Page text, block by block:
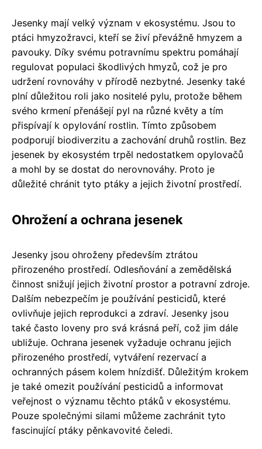
Jesenky mají velký význam v ekosystému. Jsou to
ptáci hmyzožravci, kteří se živí převážně hmyzem a
pavouky. Díky svému potravnímu spektru pomáhají
regulovat populaci škodlivých hmyzů, což je pro
udržení rovnováhy v přírodě nezbytné. Jesenky také
plní důležitou roli jako nositelé pylu, protože během
svého krmení přenášejí pyl na různé květy a tím
přispívají k opylování rostlin. Tímto způsobem
podporují biodiverzitu a zachování druhů rostlin. Bez
jesenek by ekosystém trpěl nedostatkem opylovačů
a mohl by se dostat do nerovnováhy. Proto je
důležité chránit tyto ptáky a jejich životní prostředí.
Ohrožení a ochrana jesenek
Jesenky jsou ohroženy především ztrátou
přirozeného prostředí. Odlesňování a zemědělská
činnost snižují jejich životní prostor a potravní zdroje.
Dalším nebezpečím je používání pesticidů, které
ovlivňuje jejich reprodukci a zdraví. Jesenky jsou
také často loveny pro svá krásná peří, což jim dále
ubližuje. Ochrana jesenek vyžaduje ochranu jejich
přirozeného prostředí, vytváření rezervací a
ochranných pásem kolem hnízdišť. Důležitým krokem
je také omezit používání pesticidů a informovat
veřejnost o významu těchto ptáků v ekosystému.
Pouze společnými silami můžeme zachránit tyto
fascinující ptáky pěnkavovité čeledi.